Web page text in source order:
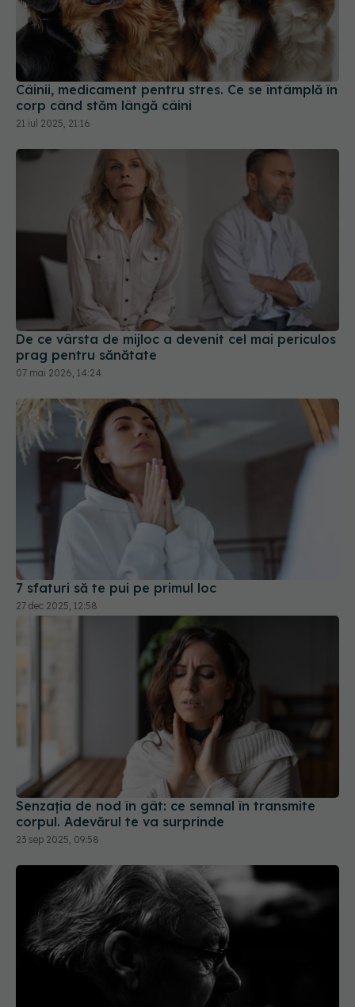
Câinii, medicament pentru stres. Ce se întâmplă în
corp când stăm lângă câini
21 iul 2025, 21:16
De ce vârsta de mijloc a devenit cel mai periculos
prag pentru sănătate
07 mai 2026, 14:24
7 sfaturi să te pui pe primul loc
27 dec 2025, 12:58
Senzația de nod în gât: ce semnal în transmite
corpul. Adevărul te va surprinde
23 sep 2025, 09:58